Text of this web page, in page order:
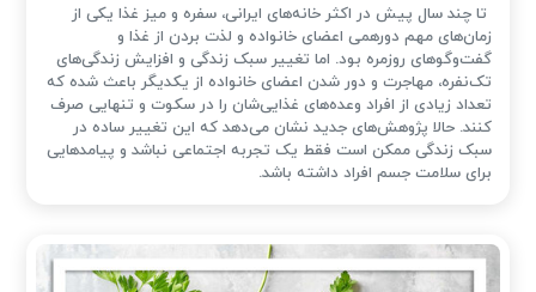
تا چند سال پیش در اکثر خانه‌های ایرانی، سفره و میز غذا یکی از
زمان‌های مهم دورهمی اعضای خانواده و لذت بردن از غذا و
گفت‌وگوهای روزمره بود. اما تغییر سبک زندگی و افزایش زندگی‌های
تک‌نفره، مهاجرت و دور شدن اعضای خانواده از یکدیگر باعث شده که
تعداد زیادی از افراد وعده‌های غذایی‌شان را در سکوت و تنهایی صرف
کنند. حالا پژوهش‌های جدید نشان می‌دهد که این تغییر ساده در
سبک زندگی ممکن است فقط یک تجربه اجتماعی نباشد و پیامدهایی
برای سلامت جسم افراد داشته باشد.